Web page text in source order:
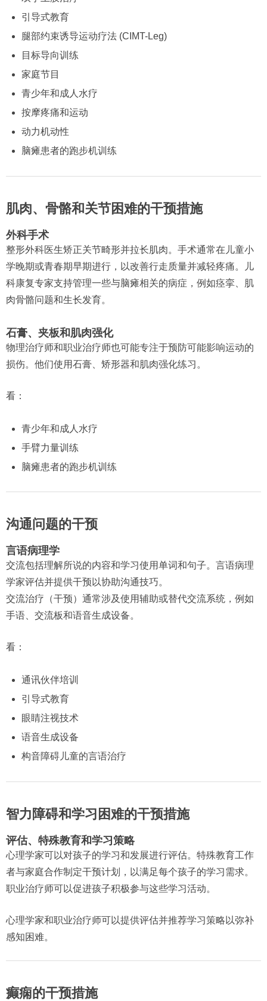
引导式教育
腿部约束诱导运动疗法 (CIMT-Leg)
目标导向训练
家庭节目
青少年和成人水疗
按摩疼痛和运动
动力机动性
脑瘫患者的跑步机训练
肌肉、骨骼和关节困难的干预措施
外科手术
整形外科医生矫正关节畸形并拉长肌肉。手术通常在儿童小
学晚期或青春期早期进行，以改善行走质量并减轻疼痛。儿
科康复专家支持管理一些与脑瘫相关的病症，例如痉挛、肌
肉骨骼问题和生长发育。
石膏、夹板和肌肉强化
物理治疗师和职业治疗师也可能专注于预防可能影响运动的
损伤。他们使用石膏、矫形器和肌肉强化练习。
看：
青少年和成人水疗
手臂力量训练
脑瘫患者的跑步机训练
沟通问题的干预
言语病理学
交流包括理解所说的内容和学习使用单词和句子。言语病理
学家评估并提供干预以协助沟通技巧。
交流治疗（干预）通常涉及使用辅助或替代交流系统，例如
手语、交流板和语音生成设备。
看：
通讯伙伴培训
引导式教育
眼睛注视技术
语音生成设备
构音障碍儿童的言语治疗
智力障碍和学习困难的干预措施
评估、特殊教育和学习策略
心理学家可以对孩子的学习和发展进行评估。特殊教育工作
者与家庭合作制定干预计划，以满足每个孩子的学习需求。
职业治疗师可以促进孩子积极参与这些学习活动。
心理学家和职业治疗师可以提供评估并推荐学习策略以弥补
感知困难。
癫痫的干预措施